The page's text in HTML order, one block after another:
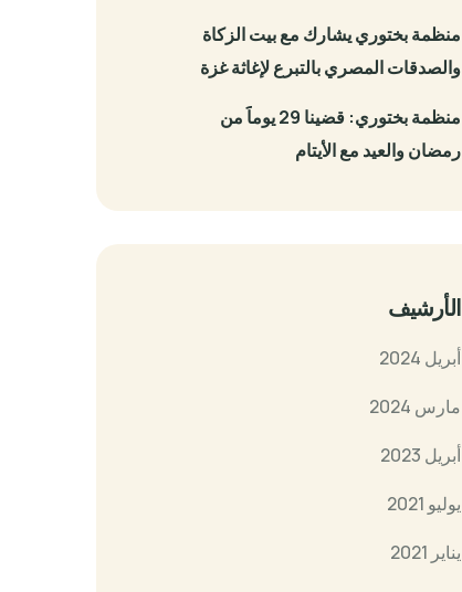
منظمة بختوري يشارك مع بيت الزكاة
والصدقات المصري بالتبرع لإغاثة غزة
منظمة بختوري: قضينا 29 يوماََ من
رمضان والعيد مع الأيتام
الأرشيف
أبريل 2024
مارس 2024
أبريل 2023
يوليو 2021
يناير 2021